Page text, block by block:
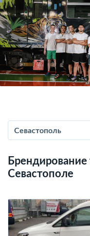
Севастополь
Брендирование
Севастополе